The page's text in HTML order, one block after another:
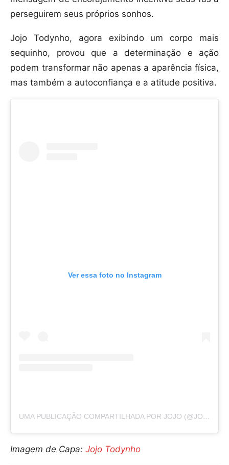
perseguirem seus próprios sonhos.
Jojo Todynho, agora exibindo um corpo mais
sequinho, provou que a determinação e ação
podem transformar não apenas a aparência física,
mas também a autoconfiança e a atitude positiva.
Ver essa foto no Instagram
UMA PUBLICAÇÃO COMPARTILHADA POR JOJO (@JOJOTODYNHO)
Imagem de Capa: Jojo Todynho